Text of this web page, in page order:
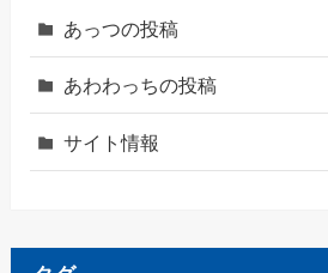
あっつの投稿
あわわっちの投稿
サイト情報